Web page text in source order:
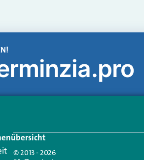
© 2013 - 2026